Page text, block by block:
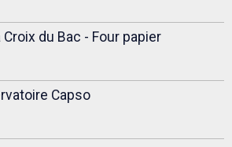
du Bac - Four papier
Capso